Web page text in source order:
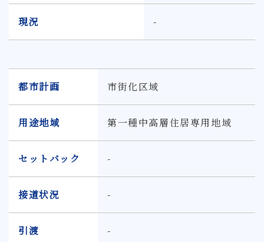
現況 -
都市計画 市街化区域
用途地域 第一種中高層住居専用地域
セットバック -
接道状況 -
引渡 -